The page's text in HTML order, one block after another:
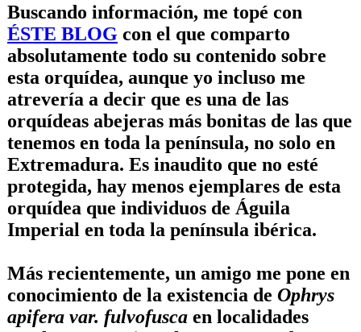
Buscando información, me topé con
ÉSTE BLOG con el que comparto
absolutamente todo su contenido sobre
esta orquídea, aunque yo incluso me
atrevería a decir que es una de las
orquídeas abejeras más bonitas de las que
tenemos en toda la península, no solo en
Extremadura. Es inaudito que no esté
protegida, hay menos ejemplares de esta
orquídea que individuos de Águila
Imperial en toda la península ibérica.
Más recientemente, un amigo me pone en
conocimiento de la existencia de Ophrys
apifera var. fulvofusca en localidades